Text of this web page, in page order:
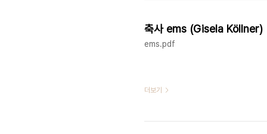
축사 ems (Gisela Köllner)
ems.pdf
더보기